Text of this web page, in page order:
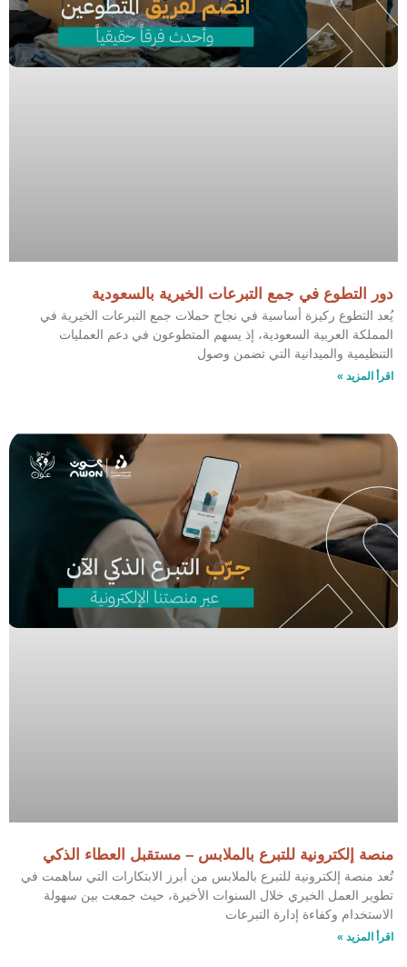
دور التطوع في جمع التبرعات الخيرية بالسعودية
يُعد التطوع ركيزة أساسية في نجاح حملات جمع التبرعات الخيرية في
المملكة العربية السعودية، إذ يسهم المتطوعون في دعم العمليات
التنظيمية والميدانية التي تضمن وصول
اقرأ المزيد »
منصة إلكترونية للتبرع بالملابس – مستقبل العطاء الذكي
تُعد منصة إلكترونية للتبرع بالملابس من أبرز الابتكارات التي ساهمت في
تطوير العمل الخيري خلال السنوات الأخيرة، حيث جمعت بين سهولة
الاستخدام وكفاءة إدارة التبرعات
اقرأ المزيد »